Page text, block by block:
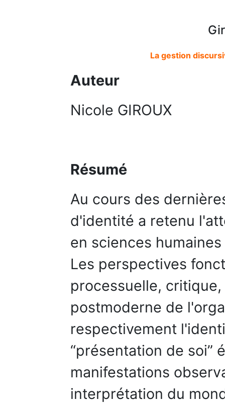
La gestion
Auteur
Nicole GIROUX
Résumé
Au cours des
d'identité a retenu
en sciences
Les perspectives
processuelle,
postmoderne de
respectivement
“présentation de soi”
manifestations
interprétation du